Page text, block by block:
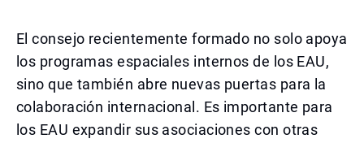
El consejo recientemente formado no solo apoya
los programas espaciales internos de los EAU,
sino que también abre nuevas puertas para la
colaboración internacional. Es importante para
los EAU expandir sus asociaciones con otras